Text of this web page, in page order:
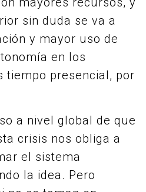
sin duda se va a
y mayor uso de
en los
tiempo presencial, por
a nivel global de que
crisis nos obliga a
el sistema
la idea. Pero